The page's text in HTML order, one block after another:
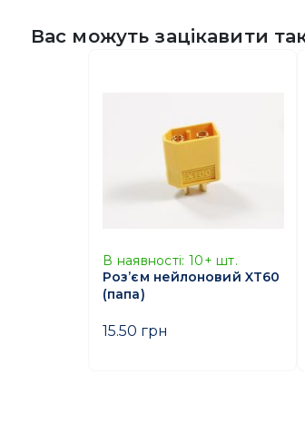
Вас можуть зацікавити
В наявності: 10+ шт.
Роз’єм нейлоновий XT60
(папа)
15.50 грн